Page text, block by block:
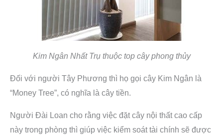
Kim Ngân Nhất Trụ thuộc top cây phong thủy
Đối với người Tây Phương thì họ gọi cây Kim Ngân là
“Money Tree”, có nghĩa là cây tiền.
Người Đài Loan cho rằng việc đặt cây nội thất cao cấp
này trong phòng thì giúp việc kiểm soát tài chính sẽ được